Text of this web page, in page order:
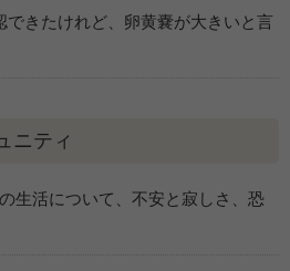
できたけれど、卵黄嚢が大きいと言
ニティ
生活について、不安と寂しさ、恐